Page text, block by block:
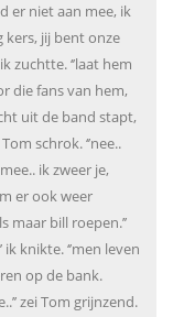
er niet aan mee, ik
kers, jij bent onze
zuchtte. ‘’laat hem
die fans van hem,
uit de band stapt,
schrok. ‘’nee..
ik zweer je,
er ook weer
maar bill roepen.’’
knikte. ‘’men leven
op de bank.
zei Tom grijnzend.